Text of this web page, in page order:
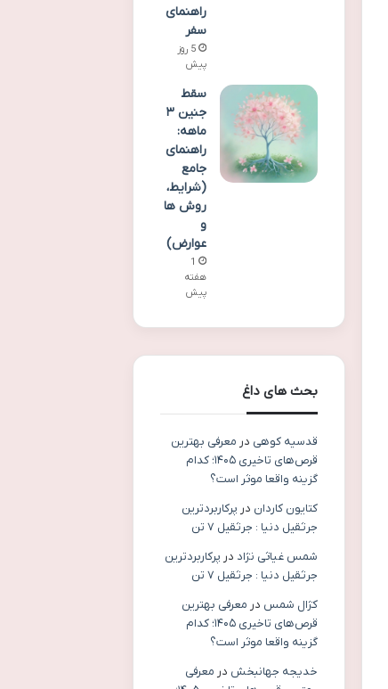
راهنمای
سفر
5 روز
پیش
سقط
جنین ۳
ماهه:
راهنمای
جامع
(شرایط،
روش ها
و
عوارض)
1
هفته
پیش
بحث های داغ
قدسیه کوهی در معرفی بهترین
قرص‌های تاخیری ۱۴۰۵؛ کدام
گزینه واقعا موثر است؟
کتایون کاردان در پرکاربردترین
جرثقیل دنیا : جرثقیل ۷ تن
شمس غیاثی نژاد در پرکاربردترین
جرثقیل دنیا : جرثقیل ۷ تن
کژال شمس در معرفی بهترین
قرص‌های تاخیری ۱۴۰۵؛ کدام
گزینه واقعا موثر است؟
خدیجه جهانبخش در معرفی